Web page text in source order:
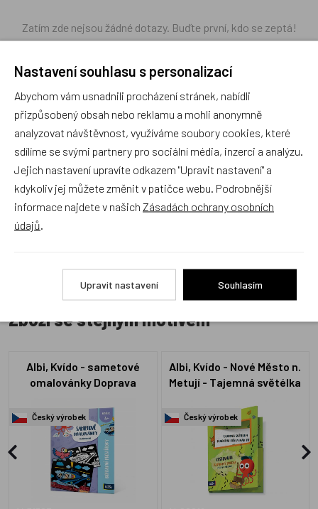
Zatím zde nejsou žádné dotazy. Buďte první, kdo se zeptá!
Recenze
Produkt zatím nemá žádné hodnocení,buďte první, kdo
produkt ohodnotí!
Přidat hodnocení
Zboží se stejným motivem
Albi, Kvído - sametové
omalovánky Doprava
Český výrobek
Albi, Kvído - Nové Město n.
Metují - Tajemná světélka
Český výrobek
Nastavení souhlasu s personalizací
Abychom vám usnadnili procházení stránek, nabídli
přizpůsobený obsah nebo reklamu a mohli anonymně
analyzovat návštěvnost, využíváme soubory cookies, které
sdílíme se svými partnery pro sociální média, inzerci a analýzu.
Jejich nastavení upravíte odkazem "Upravit nastavení" a
kdykoliv jej můžete změnit v patičce webu. Podrobnější
informace najdete v našich Zásadách ochrany osobních
údajů
Upravit nastavení Souhlasím